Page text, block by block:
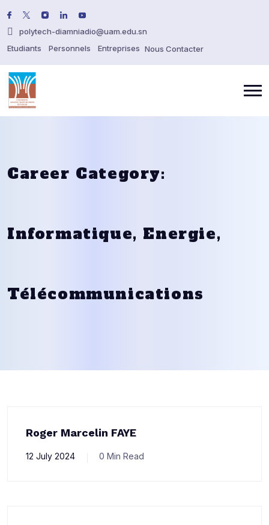
polytech-diamniadio@uam.edu.sn
Etudiants
Personnels Entreprises Nous Contacter
Career Category:
Informatique, Energie,
Télécommunications
Roger Marcelin FAYE
12 July 2024 0 Min Read